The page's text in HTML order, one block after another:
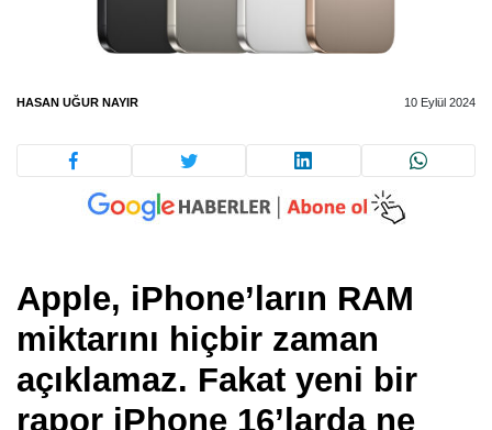
HASAN UĞUR NAYIR 10 Eylül 2024
Apple, iPhone’ların RAM
miktarını hiçbir zaman
açıklamaz. Fakat yeni bir
rapor iPhone 16’larda ne